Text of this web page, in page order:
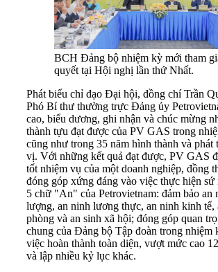
BCH Đảng bộ nhiệm kỳ mới tham
quyết tại Hội nghị lần thứ Nhất.
Phát biểu chỉ đạo Đại hội, đồng chí Trần
Phó Bí thư thường trực Đảng ủy
cao, biểu dương, ghi nhận và chúc mừng
thành tựu đạt được của PV GAS trong
cũng như trong 35 năm hình thành và phát
vị. Với những kết quả đạt được, PV GAS
tốt nhiệm vụ của một doanh nghiệp, đồng
đóng góp xứng đáng vào việc thực hiện sứ
5 chữ "An" của Petrovietnam: đảm bảo an
lượng, an ninh lương thực, an ninh kinh tế,
phòng và an sinh xã hội; đóng góp quan
chung của Đảng bộ Tập đoàn trong nhiệm
việc hoàn thành toàn diện, vượt mức cao
và lập nhiều kỷ lục khác.